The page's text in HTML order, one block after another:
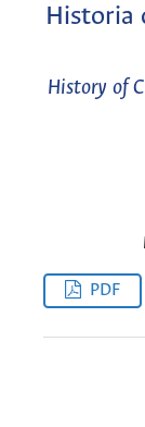
Historia
History of
PDF